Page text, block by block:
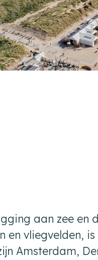
aan zee en
en vliegvelden,
Amsterdam,